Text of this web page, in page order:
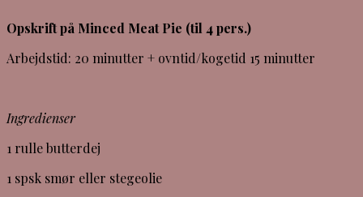
Opskrift på Minced Meat Pie (til 4 pers.)
Arbejdstid: 20 minutter + ovntid/kogetid 15 minutter
Ingredienser
1 rulle butterdej
1 spsk smør eller stegeolie